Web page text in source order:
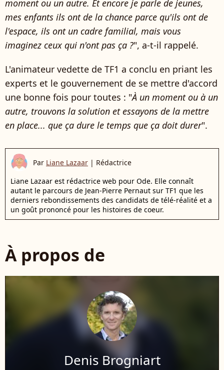
moment ou un autre. Et encore je parle de jeunes,
mes enfants ils ont de la chance parce qu'ils ont de
l'espace, ils ont un cadre familial, mais vous
imaginez ceux qui n'ont pas ça ?", a-t-il rappelé.
L'animateur vedette de TF1 a conclu en priant les
experts et le gouvernement de se mettre d'accord
une bonne fois pour toutes : "À un moment ou à un
autre, trouvons la solution et essayons de la mettre
en place... que ça dure le temps que ça doit durer".
Par Liane Lazaar | Rédactrice
Liane Lazaar est rédactrice web pour Ode. Elle connaît
autant le parcours de Jean-Pierre Pernaut sur TF1 que les
derniers rebondissements des candidats de télé-réalité et a
un goût prononcé pour les histoires de coeur.
À propos de
Denis Brogniart